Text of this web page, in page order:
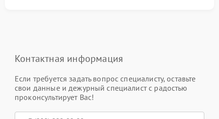
Контактная информация
Если требуется задать вопрос специалисту, оставьте
свои данные и дежурный специалист с радостью
проконсультирует Вас!